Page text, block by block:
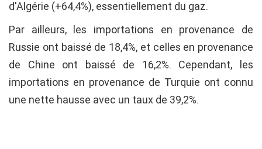
d'Algérie (+64,4%), essentiellement du gaz.
Par ailleurs, les importations en provenance de
Russie ont baissé de 18,4%, et celles en provenance
de Chine ont baissé de 16,2%. Cependant, les
importations en provenance de Turquie ont connu
une nette hausse avec un taux de 39,2%.